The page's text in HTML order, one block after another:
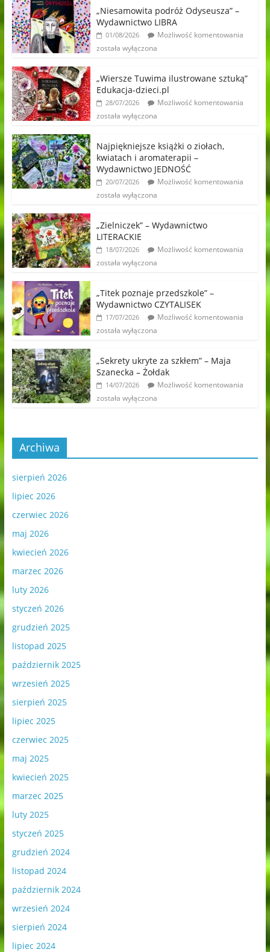
„Niesamowita podróż Odyseusza” –
Wydawnictwo LIBRA
01/08/2026
Możliwość komentowania
została wyłączona
„Wiersze Tuwima ilustrowane sztuką”
Edukacja-dzieci.pl
28/07/2026
Możliwość komentowania
została wyłączona
Najpiękniejsze książki o ziołach,
kwiatach i aromaterapii –
Wydawnictwo JEDNOŚĆ
20/07/2026
Możliwość komentowania
została wyłączona
„Zielniczek” – Wydawnictwo
LITERACKIE
18/07/2026
Możliwość komentowania
została wyłączona
„Titek poznaje przedszkole” –
Wydawnictwo CZYTALISEK
17/07/2026
Możliwość komentowania
została wyłączona
„Sekrety ukryte za szkłem” – Maja
Szanecka – Żołdak
14/07/2026
Możliwość komentowania
została wyłączona
Archiwa
sierpień 2026
lipiec 2026
czerwiec 2026
maj 2026
kwiecień 2026
marzec 2026
luty 2026
styczeń 2026
grudzień 2025
listopad 2025
październik 2025
wrzesień 2025
sierpień 2025
lipiec 2025
czerwiec 2025
maj 2025
kwiecień 2025
marzec 2025
luty 2025
styczeń 2025
grudzień 2024
listopad 2024
październik 2024
wrzesień 2024
sierpień 2024
lipiec 2024